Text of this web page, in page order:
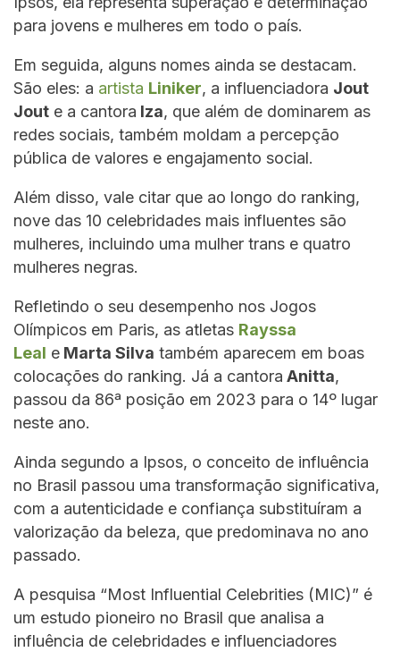
para jovens e mulheres em todo o país.
Em seguida, alguns nomes ainda se destacam.
São eles: a artista Liniker, a influenciadora Jout
Jout e a cantora Iza, que além de dominarem as
redes sociais, também moldam a percepção
pública de valores e engajamento social.
Além disso, vale citar que ao longo do ranking,
nove das 10 celebridades mais influentes são
mulheres, incluindo uma mulher trans e quatro
mulheres negras.
Refletindo o seu desempenho nos Jogos
Olímpicos em Paris, as atletas Rayssa
Leal e Marta Silva também aparecem em boas
colocações do ranking. Já a cantora Anitta,
passou da 86ª posição em 2023 para o 14º lugar
neste ano.
Ainda segundo a Ipsos, o conceito de influência
no Brasil passou uma transformação significativa,
com a autenticidade e confiança substituíram a
valorização da beleza, que predominava no ano
passado.
A pesquisa “Most Influential Celebrities (MIC)” é
um estudo pioneiro no Brasil que analisa a
influência de celebridades e influenciadores